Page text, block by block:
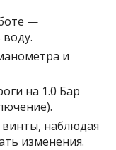
—
и
на 1.0 Бар
наблюдая
изменения.